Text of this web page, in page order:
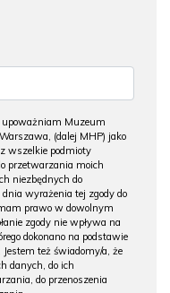
upoważniam Muzeum
(dalej MHP) jako
wszelkie podmioty
przetwarzania moich
niezbędnych do
wyrażenia tej zgody do
prawo w dowolnym
zgody nie wpływa na
dokonano na podstawie
też świadomy/a, że
danych, do ich
do przenoszenia